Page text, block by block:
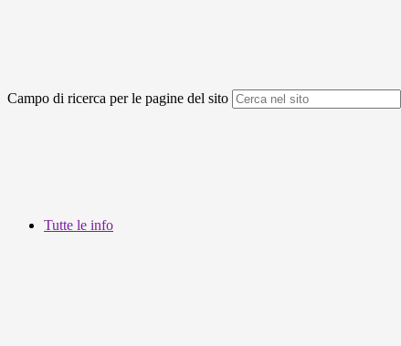
Campo di ricerca per le pagine del sito
Tutte le info